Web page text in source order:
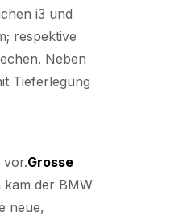
i3 und
respektive
Neben
Tieferlegung
vor.Grosse
kam der BMW
neue,